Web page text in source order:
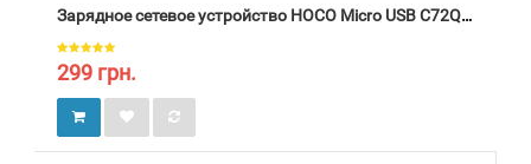
Зарядное сетевое устройство HOCO Micro USB C72Q 1USB, QC3.0/FCP/AFC, 3A, 18W цвет белый
299 грн.